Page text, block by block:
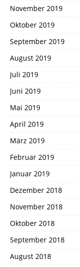
November 2019
Oktober 2019
September 2019
August 2019
Juli 2019
Juni 2019
Mai 2019
April 2019
März 2019
Februar 2019
Januar 2019
Dezember 2018
November 2018
Oktober 2018
September 2018
August 2018